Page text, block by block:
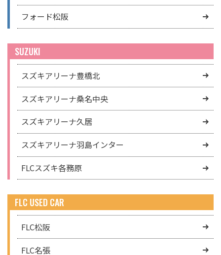
フォード松阪
SUZUKI
スズキアリーナ豊橋北
スズキアリーナ桑名中央
スズキアリーナ久居
スズキアリーナ羽島インター
FLCスズキ各務原
FLC USED CAR
FLC松阪
FLC名張